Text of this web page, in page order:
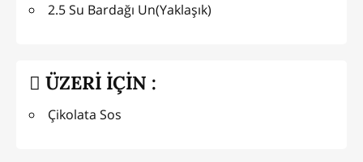
2.5 Su Bardağı Un(Yaklaşık)
ÜZERİ İÇİN :
Çikolata Sos